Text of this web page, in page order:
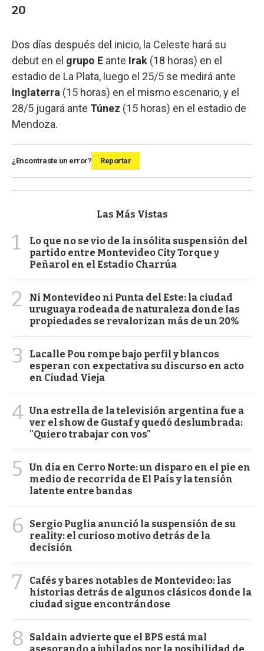
20
Dos días después del inicio, la Celeste hará su
debut en el grupo E ante Irak (18 horas) en el
estadio de La Plata, luego el 25/5 se medirá ante
Inglaterra (15 horas) en el mismo escenario, y el
28/5 jugará ante Túnez (15 horas) en el estadio de
Mendoza.
¿Encontraste un error? Reportar
Las Más Vistas
1
Lo que no se vio de la insólita suspensión del
partido entre Montevideo City Torque y
Peñarol en el Estadio Charrúa
2
Ni Montevideo ni Punta del Este: la ciudad
uruguaya rodeada de naturaleza donde las
propiedades se revalorizan más de un 20%
3
Lacalle Pou rompe bajo perfil y blancos
esperan con expectativa su discurso en acto
en Ciudad Vieja
4 Una estrella de la televisión argentina fue a
ver el show de Gustaf y quedó deslumbrada:
"Quiero trabajar con vos"
5
Un día en Cerro Norte: un disparo en el pie en
medio de recorrida de El País y la tensión
latente entre bandas
6
Sergio Puglia anunció la suspensión de su
reality: el curioso motivo detrás de la
decisión
7
Cafés y bares notables de Montevideo: las
historias detrás de algunos clásicos donde la
ciudad sigue encontrándose
8
Saldain advierte que el BPS está mal